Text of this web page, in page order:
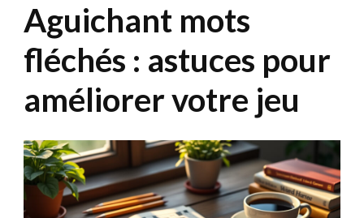
Aguichant mots
fléchés : astuces pour
améliorer votre jeu